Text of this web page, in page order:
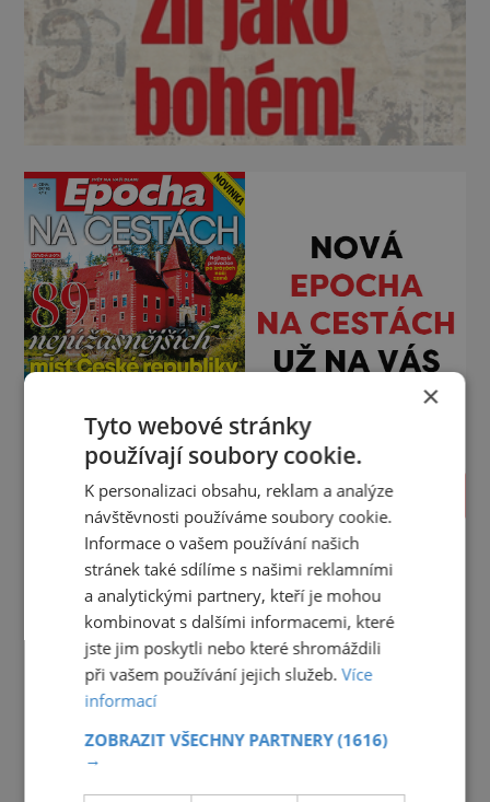
PROLISTOVAT
×
Tyto webové stránky
používají soubory cookie.
K personalizaci obsahu, reklam a analýze
návštěvnosti používáme soubory cookie.
Informace o vašem používání našich
stránek také sdílíme s našimi reklamními
a analytickými partnery, kteří je mohou
kombinovat s dalšími informacemi, které
jste jim poskytli nebo které shromáždili
při vašem používání jejich služeb.Více
informací
ZOBRAZIT VŠECHNY PARTNERY(1616)
→